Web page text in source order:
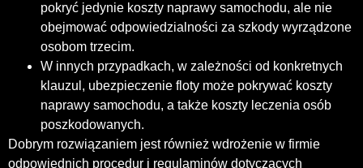
pokryć jedynie koszty naprawy samochodu, ale nie
obejmować odpowiedzialności za szkody wyrządzone
osobom trzecim.
W innych przypadkach, w zależności od konkretnych
klauzul, ubezpieczenie floty może pokrywać koszty
naprawy samochodu, a także koszty leczenia osób
poszkodowanych.
Dobrym rozwiązaniem jest również wdrożenie w firmie
odpowiednich procedur i regulaminów dotyczących